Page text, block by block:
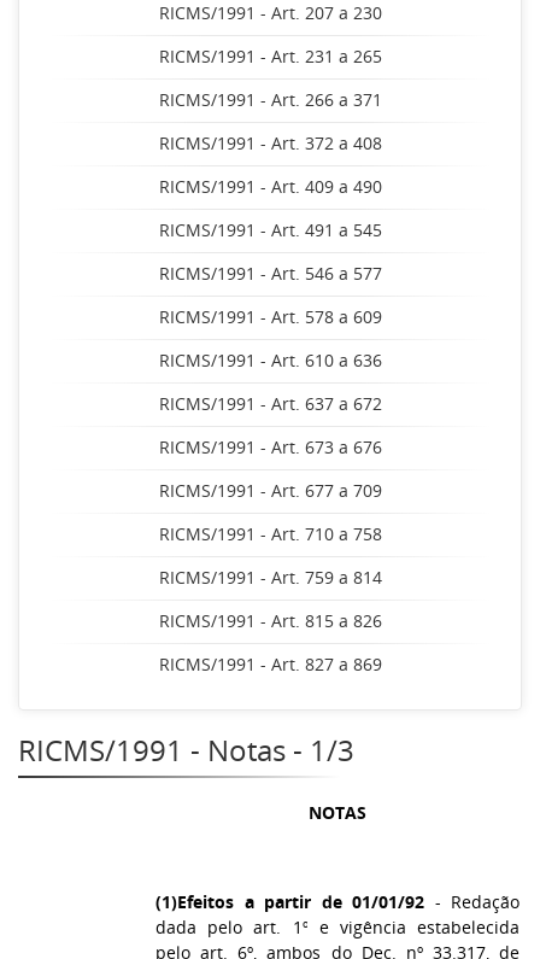
RICMS/1991 - Art. 207 a 230
RICMS/1991 - Art. 231 a 265
RICMS/1991 - Art. 266 a 371
RICMS/1991 - Art. 372 a 408
RICMS/1991 - Art. 409 a 490
RICMS/1991 - Art. 491 a 545
RICMS/1991 - Art. 546 a 577
RICMS/1991 - Art. 578 a 609
RICMS/1991 - Art. 610 a 636
RICMS/1991 - Art. 637 a 672
RICMS/1991 - Art. 673 a 676
RICMS/1991 - Art. 677 a 709
RICMS/1991 - Art. 710 a 758
RICMS/1991 - Art. 759 a 814
RICMS/1991 - Art. 815 a 826
RICMS/1991 - Art. 827 a 869
RICMS/1991 - Notas - 1/3
NOTAS
(1)Efeitos a partir de 01/01/92 - Redação
dada pelo art. 1º e vigência estabelecida
pelo art. 6º, ambos do Dec. nº 33.317, de